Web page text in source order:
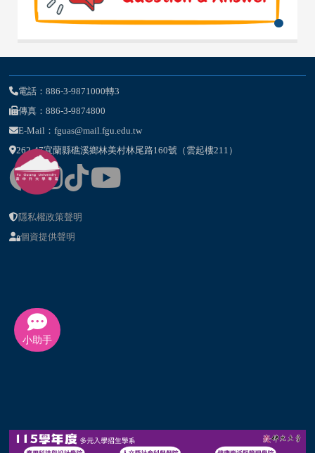
電話：886-3-9871000轉3
傳真：886-3-9874800
E-Mail：fguas@mail.fgu.edu.tw
262-47宜蘭縣礁溪鄉林美村林尾路160號（雲起樓211）
隱私權政策聲明
個資提供聲明
小助手